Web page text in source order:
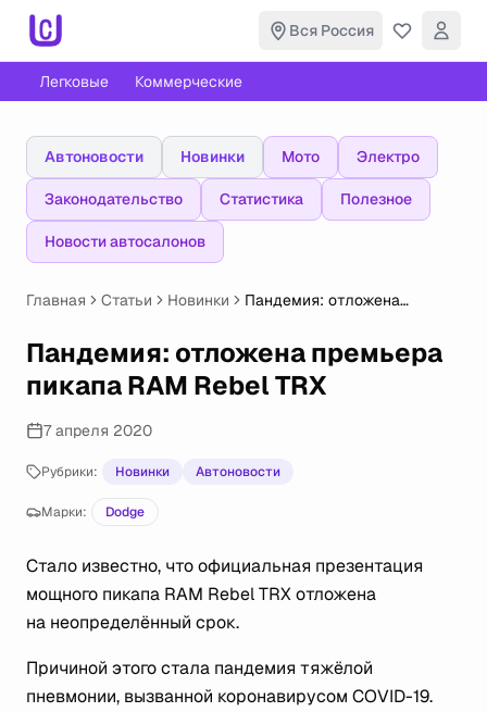
Вся Россия
Легковые Коммерческие
Автоновости Новинки Мото Электро
Законодательство Статистика Полезное
Новости автосалонов
Главная Статьи Новинки
Пандемия: отложена
TRX
Пандемия: отложена премьера
пикапа RAM Rebel TRX
7 апреля 2020
Рубрики: Новинки Автоновости
Марки: Dodge
Стало известно, что официальная презентация
мощного пикапа RАМ Rebel TRX отложена
на неопределённый срок.
Причиной этого стала пандемия тяжёлой
пневмонии, вызванной коронавирусом COVID-19.